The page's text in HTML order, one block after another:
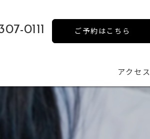
0111 ご予約はこちら
アクセス